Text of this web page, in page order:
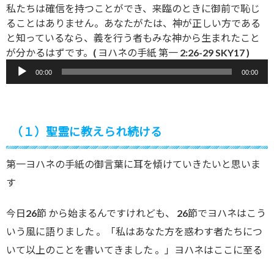
私たちは確信を持つことができ、来臨のときに御前で恥じ
ることはありません。あなたがたは、神が正しい方である
と知っているなら、義を行う者もみな神から生まれたこと
が分かるはずです。( ヨハネの手紙 第一 2:26-29 SKY17 )
声
00:00 00:00
（１）聖霊に教えられ続ける
第一ヨハネの手紙の御言葉に耳を傾けていきたいと思いま
す
今日26節 から始まるんですけれども、 26節でヨハネはこう
いう風に語りました 。「私はあなた方を惑わす者たちにつ
いて以上のことを書いてきました 。」ヨハネはここに至る